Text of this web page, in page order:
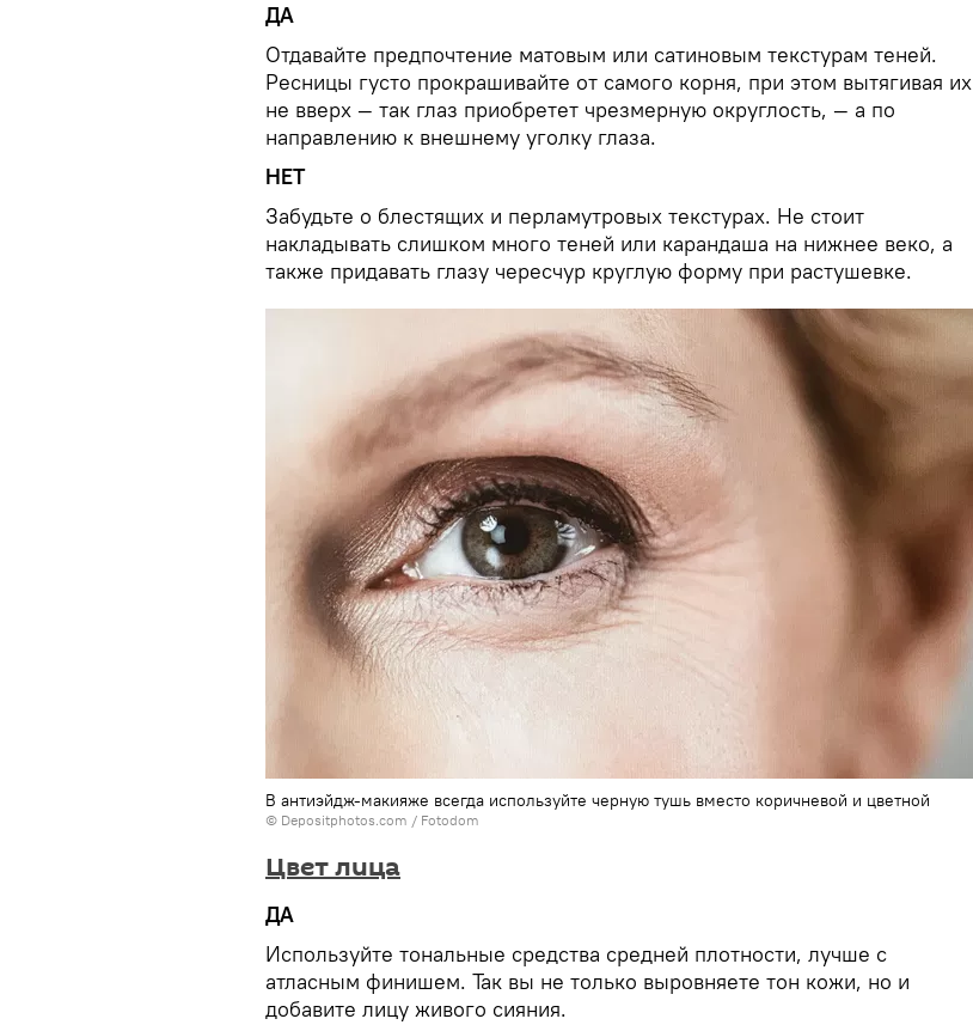
ДА
Отдавайте предпочтение матовым или сатиновым текстурам теней.
Ресницы густо прокрашивайте от самого корня, при этом вытягивая их
не вверх — так глаз приобретет чрезмерную округлость, — а по
направлению к внешнему уголку глаза.
НЕТ
Забудьте о блестящих и перламутровых текстурах. Не стоит
накладывать слишком много теней или карандаша на нижнее веко, а
также придавать глазу чересчур круглую форму при растушевке.
В антиэйдж-макияже всегда используйте черную тушь вместо коричневой и цветной
© Depositphotos.com / Fotodom
Цвет лица
ДА
Используйте тональные средства средней плотности, лучше с
атласным финишем. Так вы не только выровняете тон кожи, но и
добавите лицу живого сияния.